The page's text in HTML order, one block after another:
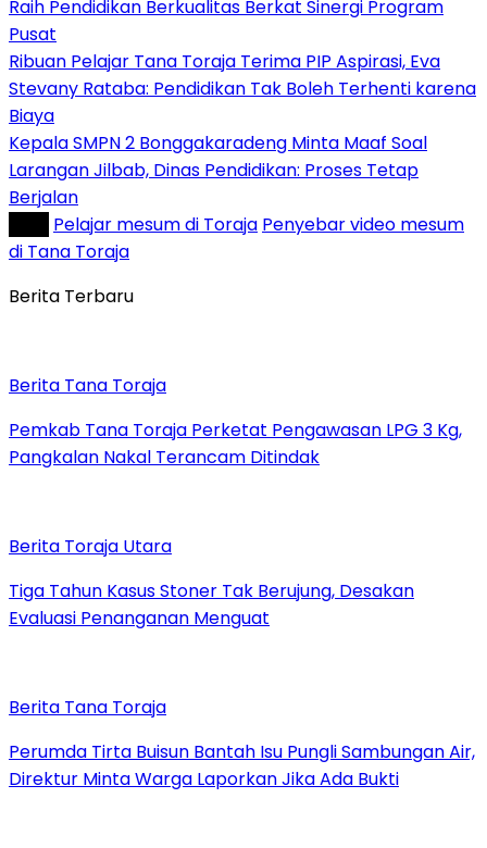
Raih Pendidikan Berkualitas Berkat Sinergi Program
Pusat
Ribuan Pelajar Tana Toraja Terima PIP Aspirasi, Eva
Stevany Rataba: Pendidikan Tak Boleh Terhenti karena
Biaya
Kepala SMPN 2 Bonggakaradeng Minta Maaf Soal
Larangan Jilbab, Dinas Pendidikan: Proses Tetap
Berjalan
Pelajar mesum di Toraja Penyebar video mesum
di Tana Toraja
Berita Terbaru
Berita Tana Toraja
Pemkab Tana Toraja Perketat Pengawasan LPG 3 Kg,
Pangkalan Nakal Terancam Ditindak
Berita Toraja Utara
Tiga Tahun Kasus Stoner Tak Berujung, Desakan
Evaluasi Penanganan Menguat
Berita Tana Toraja
Perumda Tirta Buisun Bantah Isu Pungli Sambungan Air,
Direktur Minta Warga Laporkan Jika Ada Bukti